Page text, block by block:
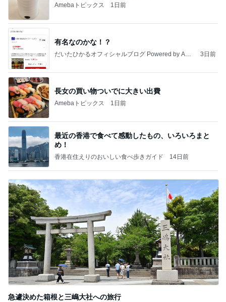
Amebaトピックス 1日前
有名なのかな！？
だいたひかるオフィシャルブログ Powered by Ame
3日前
長女の買い物ついでに大きい出費
Amebaトピックス 1日前
最近の香港で食べて感動したもの、いろいろまと
め！
香港在住えりのおいしい食べ歩きガイド 14日前
急遽決めた箱根と三嶋大社への旅行